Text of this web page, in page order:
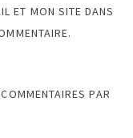
ET MON SITE DANS
PAR